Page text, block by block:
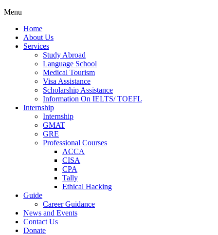
Menu
Home
About Us
Services
Study Abroad
Language School
Medical Tourism
Visa Assistance
Scholarship Assistance
Information On IELTS/ TOEFL
Internship
Internship
GMAT
GRE
Professional Courses
ACCA
CISA
CPA
Tally
Ethical Hacking
Guide
Career Guidance
News and Events
Contact Us
Donate